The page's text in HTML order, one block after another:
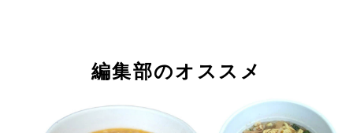
編集部のオススメ